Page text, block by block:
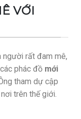
VỚI
người rất đam mê,
phác đồ mới
tham dự cập
trên thế giới.